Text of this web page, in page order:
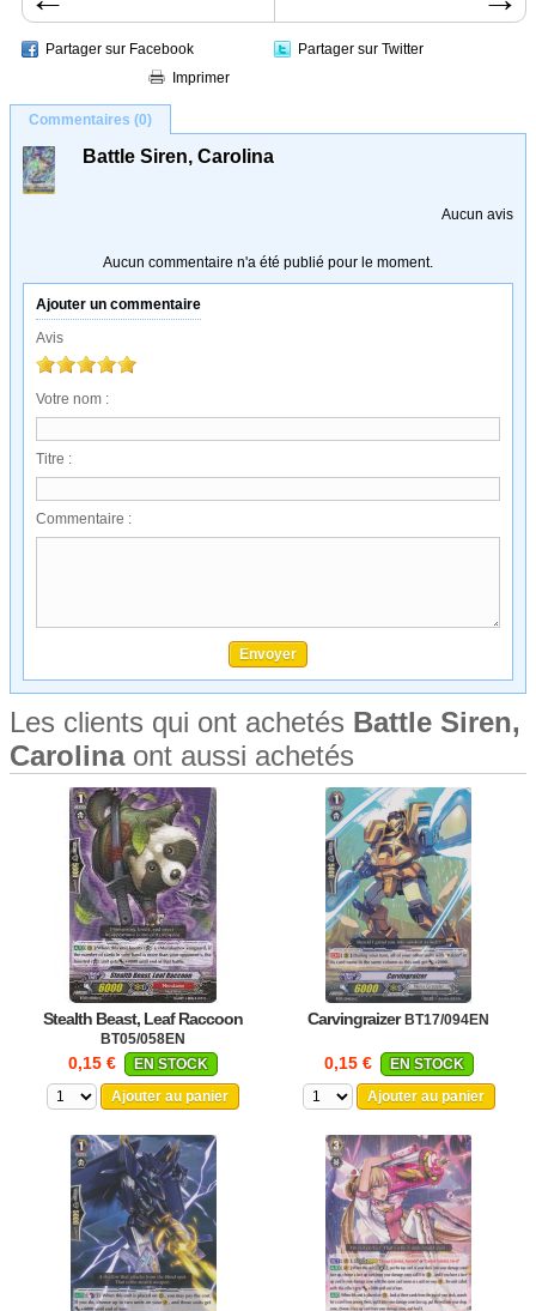
Partager sur Facebook
Partager sur Twitter
Imprimer
Commentaires (0)
Battle Siren, Carolina
Aucun avis
Aucun commentaire n'a été publié pour le moment.
Ajouter un commentaire
Avis
Votre nom :
Titre :
Commentaire :
Les clients qui ont achetés Battle Siren,
Carolinaont aussi achetés
Stealth Beast, Leaf Raccoon
BT05/058EN
0,15 €
EN STOCK
Ajouter au panier
Carvingraizer BT17/094EN
0,15 €
EN STOCK
Ajouter au panier